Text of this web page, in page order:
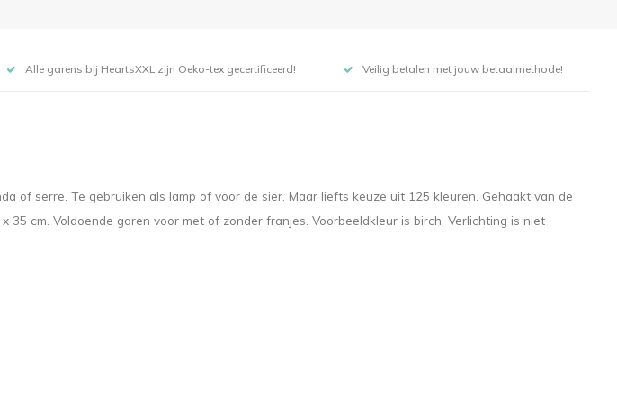
Alle garens bij HeartsXXL zijn Oeko-tex gecertificeerd! Veilig betalen met jouw betaalmethode!
of serre. Te gebruiken als lamp of voor de sier. Maar liefts keuze uit 125 kleuren. Gehaakt van de
35 cm. Voldoende garen voor met of zonder franjes. Voorbeeldkleur is birch. Verlichting is niet